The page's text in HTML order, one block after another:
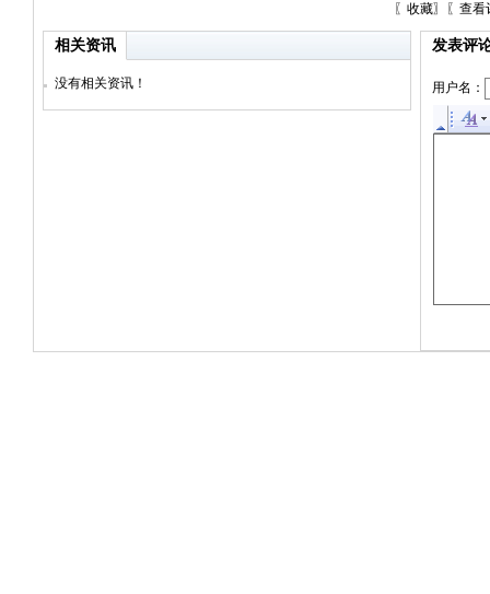
〖 收藏〗〖 查看
相关资讯
没有相关资讯！
发表评
用户名：